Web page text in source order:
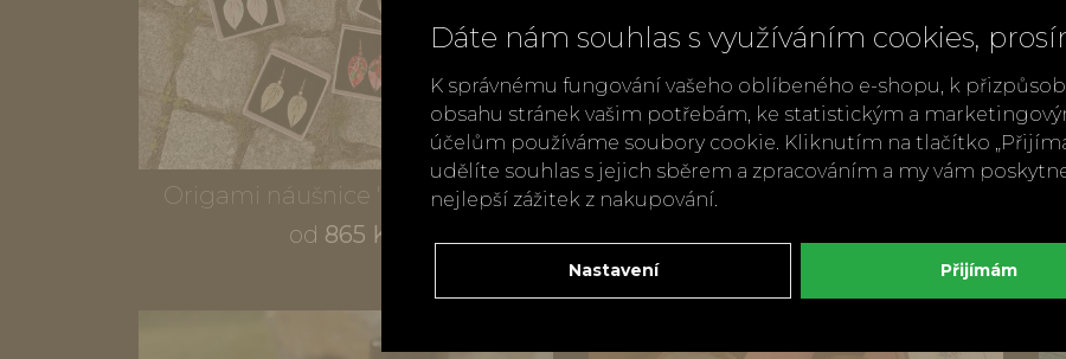
Origami náušnice "Listy", Kawaii
od 865 Kč
Porcelánová miska Räder Ptáčci
Dáte nám souhlas s využíváním cookies,
K správnému fungování vašeho oblíbeného e-shopu, k
obsahu stránek vašim potřebám, ke statistickým a
účelům používáme soubory cookie. Kliknutím na tlačítko
udělíte souhlas s jejich sběrem a zpracováním a my vám
nejlepší zážitek z nakupování.
Nastavení Přijímám